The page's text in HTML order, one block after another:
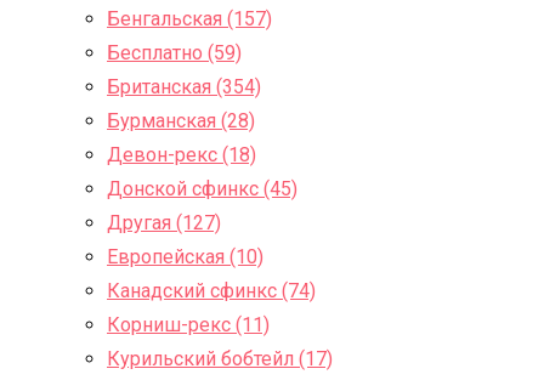
Бенгальская (157)
Бесплатно (59)
Британская (354)
Бурманская (28)
Девон-рекс (18)
Донской сфинкс (45)
Другая (127)
Европейская (10)
Канадский сфинкс (74)
Корниш-рекс (11)
Курильский бобтейл (17)